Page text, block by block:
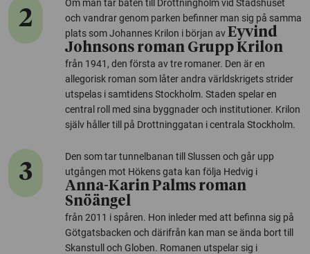
2
Om man tar båten till Drottningholm vid Stadshuset
och vandrar genom parken befinner man sig på samma
plats som Johannes Krilon i början avEyvind
Johnsons roman Grupp Krilon
från 1941, den första av tre romaner. Den är en
allegorisk roman som låter andra världskrigets strider
utspelas i samtidens Stockholm. Staden spelar en
central roll med sina byggnader och institutioner. Krilon
själv håller till på Drottninggatan i centrala Stockholm.
3
Den som tar tunnelbanan till Slussen och går upp
utgången mot Hökens gata kan följa Hedvig i
Anna-Karin Palms roman
Snöängel
från 2011 i spåren. Hon inleder med att befinna sig på
Götgatsbacken och därifrån kan man se ända bort till
Skanstull och Globen. Romanen utspelar sig i